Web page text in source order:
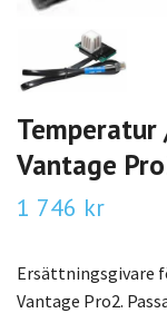
Vantage
1 746 kr
Ersättningsgivare
Vantage Pro2.